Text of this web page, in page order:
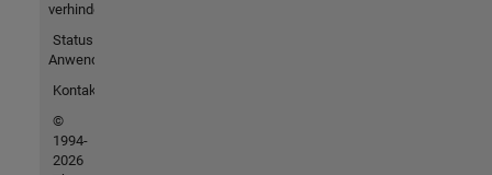
verhindern
Status von
Anwendungen
Kontakt
©
1994-
2026